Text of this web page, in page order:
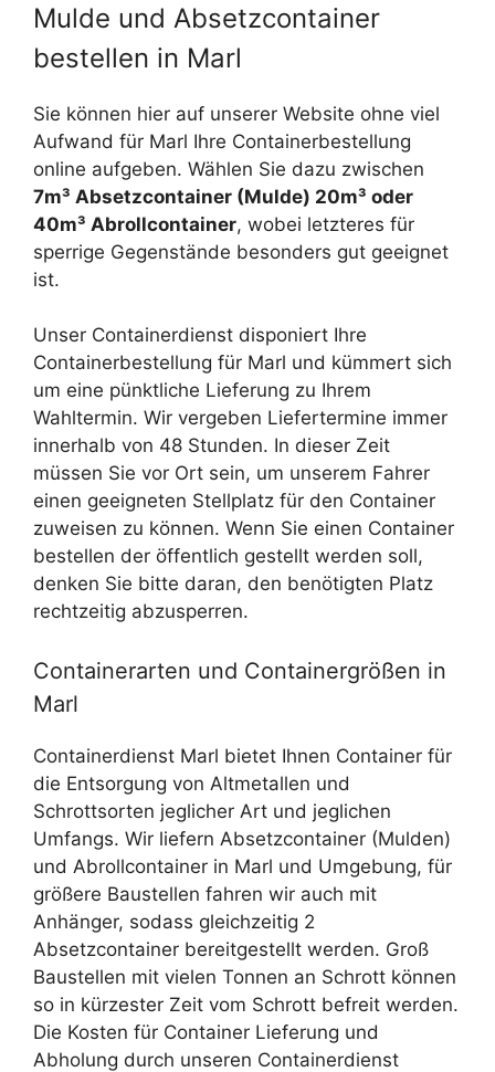
Mulde und Absetzcontainer
bestellen in Marl
Sie können hier auf unserer Website ohne viel
Aufwand für Marl Ihre Containerbestellung
online aufgeben. Wählen Sie dazu zwischen
7m³ Absetzcontainer (Mulde) 20m³ oder
40m³ Abrollcontainer, wobei letzteres für
sperrige Gegenstände besonders gut geeignet
ist.
Unser Containerdienst disponiert Ihre
Containerbestellung für Marl und kümmert sich
um eine pünktliche Lieferung zu Ihrem
Wahltermin. Wir vergeben Liefertermine immer
innerhalb von 48 Stunden. In dieser Zeit
müssen Sie vor Ort sein, um unserem Fahrer
einen geeigneten Stellplatz für den Container
zuweisen zu können. Wenn Sie einen Container
bestellen der öffentlich gestellt werden soll,
denken Sie bitte daran, den benötigten Platz
rechtzeitig abzusperren.
Containerarten und Containergrößen in
Marl
Containerdienst Marl bietet Ihnen Container für
die Entsorgung von Altmetallen und
Schrottsorten jeglicher Art und jeglichen
Umfangs. Wir liefern Absetzcontainer (Mulden)
und Abrollcontainer in Marl und Umgebung, für
größere Baustellen fahren wir auch mit
Anhänger, sodass gleichzeitig 2
Absetzcontainer bereitgestellt werden. Groß
Baustellen mit vielen Tonnen an Schrott können
so in kürzester Zeit vom Schrott befreit werden.
Die Kosten für Container Lieferung und
Abholung durch unseren Containerdienst